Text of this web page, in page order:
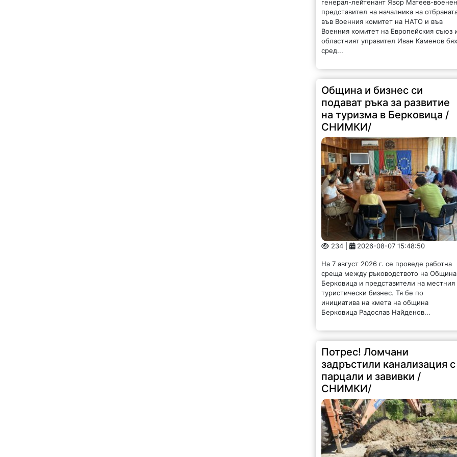
генерал-лейтенант Явор Матеев-
представител на началника на
във Военния комитет на НАТО и във
Военния комитет на Европейския съюз
областният управител Иван Каменов
сред...
Община и бизнес си
подават ръка за развитие
на туризма в Берковица /
СНИМКИ/
234 | 2026-08-07 15:48:50
На 7 август 2026 г. се проведе работна
среща между ръководството на Община
Берковица и представители на местния
туристически бизнес. Тя бе по
инициатива на кмета на община
Берковица Радослав Найденов...
Потрес! Ломчани
задръстили канализация с
парцали и завивки /
СНИМКИ/